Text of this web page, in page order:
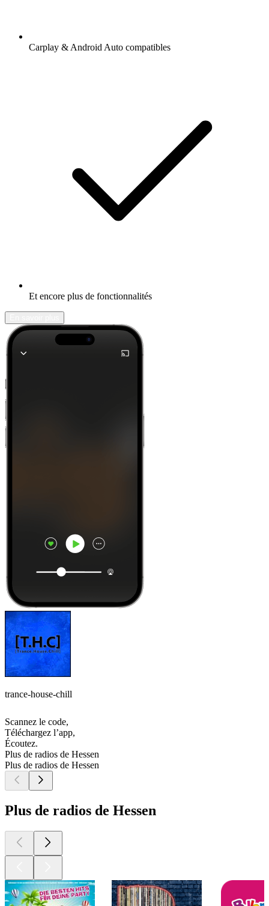
Carplay & Android Auto compatibles
Et encore plus de fonctionnalités
trance-house-chill
Scannez le code,
Téléchargez l’app,
Écoutez.
Plus de radios de Hessen
Plus de radios de Hessen
Plus de radios de Hessen